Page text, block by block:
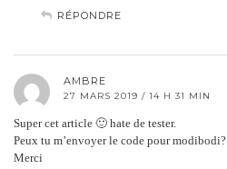
RÉPONDRE
AMBRE
27 MARS 2019 / 14 H 31 MIN
Super cet article 🙂 hate de tester.
Peux tu m’envoyer le code pour modibodi?
Merci